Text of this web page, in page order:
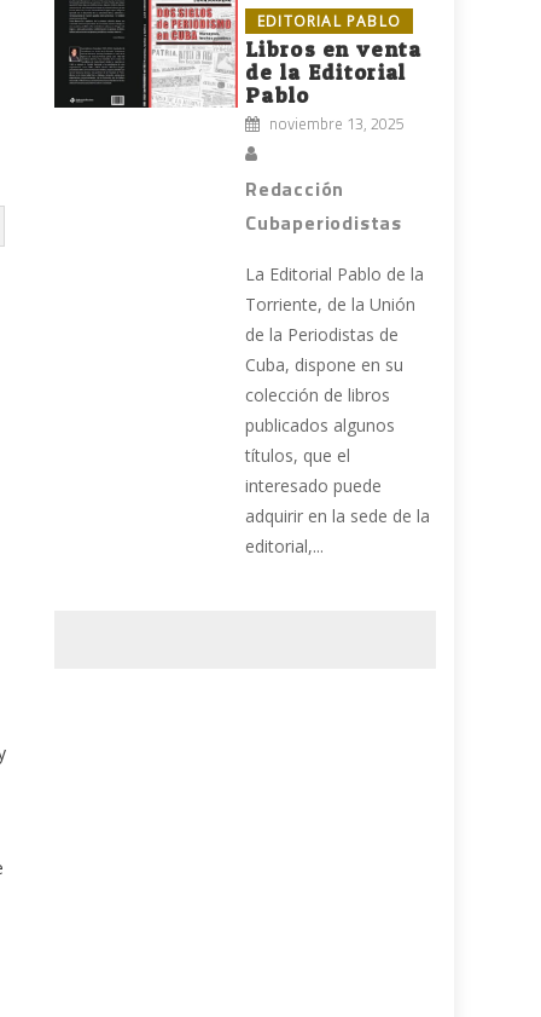
EDITORIAL PABLO
Libros en venta
de la Editorial
Pablo
noviembre 13, 2025
Redacción
Cubaperiodistas
La Editorial Pablo de la
Torriente, de la Unión
de la Periodistas de
Cuba, dispone en su
colección de libros
publicados algunos
títulos, que el
interesado puede
adquirir en la sede de la
editorial,...